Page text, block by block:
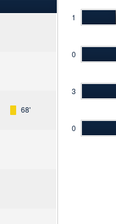
68'
1
0
3
0